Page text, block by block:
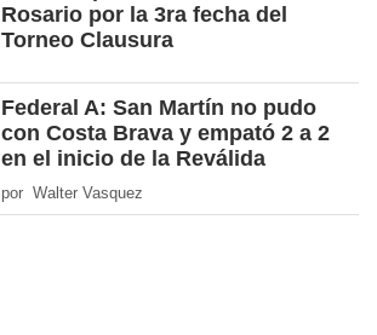
Rosario por la 3ra fecha del
Torneo Clausura
Federal A: San Martín no pudo
con Costa Brava y empató 2 a 2
en el inicio de la Reválida
por Walter Vasquez